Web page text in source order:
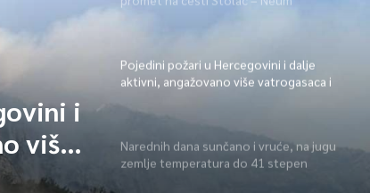
i
više
Pojedini požari u Hercegovini i dalje
aktivni, angažovano više vatrogasaca i
Narednih dana sunčano i vruće, na jugu
zemlje temperatura do 41 stepen